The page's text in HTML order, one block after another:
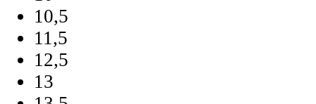
10,5
11,5
12,5
13